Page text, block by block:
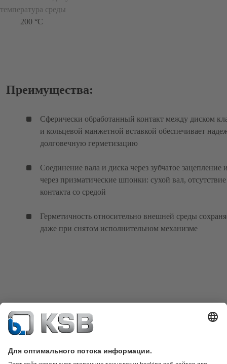
температура среды
200 °C
Преимущества:
Сферически обработанный контакт между диском
и кольцевой манжетной вставкой обеспечивает
долговечную герметизацию
Соединение вала и диска через зубчатое зацепление
через призматические шпонки: сухой вал, отсутствие
контакта со средой
Герметичность относительно внешней среды
даже при снятом исполнительном механизме